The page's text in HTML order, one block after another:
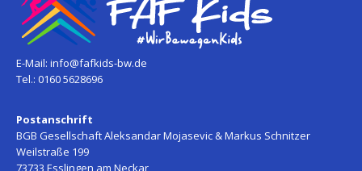
E-Mail: info@fafkids-bw.de
Tel.: 0160 5628696
Postanschrift
BGB Gesellschaft Aleksandar Mojasevic & Markus Schnitzer
Weilstraße 199
73733 Esslingen am Neckar